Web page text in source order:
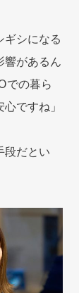
ギシになる
響があるん
での暮ら
ですね」
段だとい